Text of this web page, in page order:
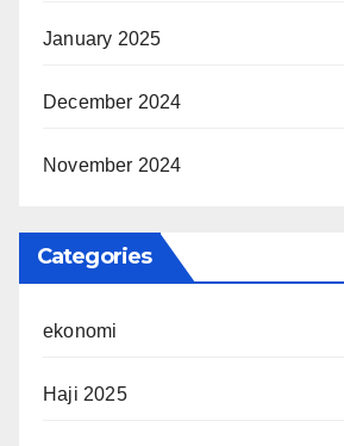
January 2025
December 2024
November 2024
Categories
ekonomi
Haji 2025